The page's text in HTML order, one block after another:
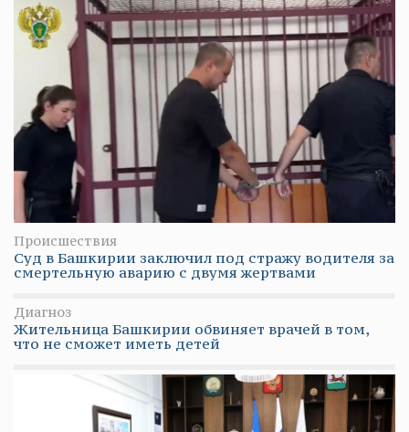
Происшествия
Суд в Башкирии заключил под стражу водителя за
смертельную аварию с двумя жертвами
Диагноз
Жительница Башкирии обвиняет врачей в том,
что не сможет иметь детей